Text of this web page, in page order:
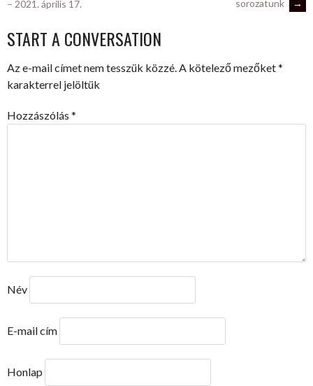
NAVIGATION
– 2021. április 17.
sorozatunk
→
START A CONVERSATION
Az e-mail címet nem tesszük közzé.A kötelező mezőket*
karakterrel jelöltük
Hozzászólás *
Név
E-mail cím
Honlap